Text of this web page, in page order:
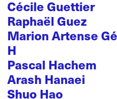
Cécile Guettier
Raphaël Guez
Marion Artense
H
Pascal Hachem
Arash Hanaei
Shuo Hao